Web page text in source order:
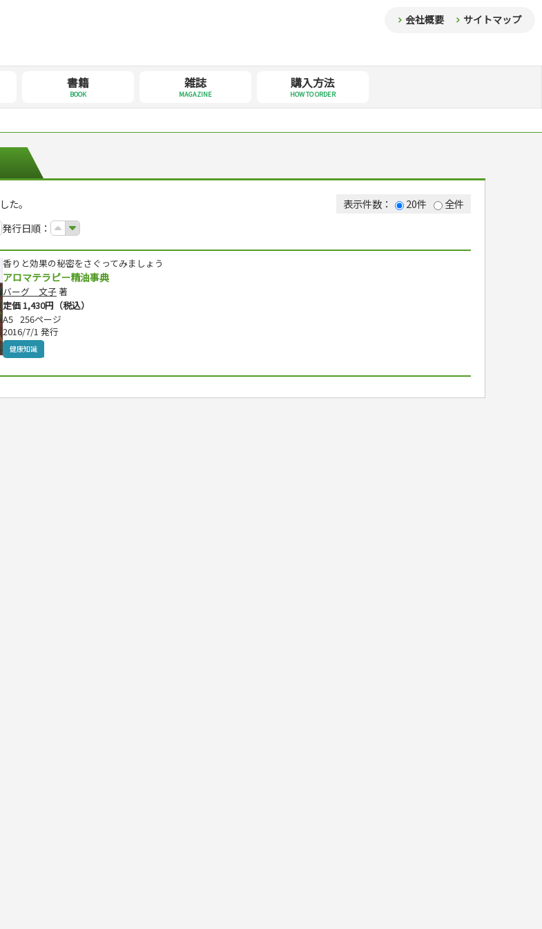
会社概要 サイトマップ
書籍
BOOK
雑誌
MAGAZINE
購入方法
HOW TO ORDER
た。 表示件数： 20件
全件
発行日順：
香りと効果の秘密をさぐってみましょう
アロマテラピー精油事典
バーグ 文子 著
定価 1,430円（税込）
A5 256ページ
2016/7/1 発行
健康知識